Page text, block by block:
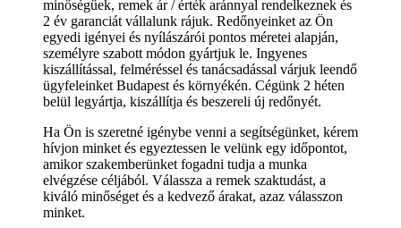
minőségűek, remek ár / érték aránnyal rendelkeznek és
2 év garanciát vállalunk rájuk. Redőnyeinket az Ön
egyedi igényei és nyílászárói pontos méretei alapján,
személyre szabott módon gyártjuk le. Ingyenes
kiszállítással, felméréssel és tanácsadással várjuk leendő
ügyfeleinket Budapest és környékén. Cégünk 2 héten
belül legyártja, kiszállítja és beszereli új redőnyét.
Ha Ön is szeretné igénybe venni a segítségünket, kérem
hívjon minket és egyeztessen le velünk egy időpontot,
amikor szakemberünket fogadni tudja a munka
elvégzése céljából. Válassza a remek szaktudást, a
kiváló minőséget és a kedvező árakat, azaz válasszon
minket.